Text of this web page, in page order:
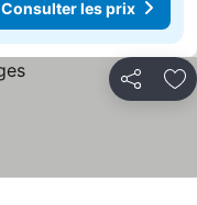
Consulter les prix
Partager